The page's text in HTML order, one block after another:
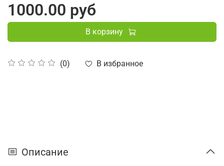
(0) В избранное
1000.00 руб
В корзину
Описание